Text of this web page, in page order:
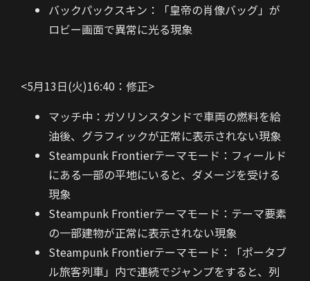
バックパックスキン：「皇帝の肖像バッグ」が
ロビー画面で異常に光る現象
<5月13日(火)16:40：修正>
マッチ中：ガソリンスタンドで車両の燃料を給
油後、グラフィックが正常に表示されない現象
Steampunk Frontierテーマモード：フィールド
にある一部の平地にいると、ダメージを受ける
現象
Steampunk Frontierテーマモード：テーマ要素
の一部建物が正常に表示されない現象
Steampunk Frontierテーマモード：「ポータブ
ル旅客列車」内で連続でジャンプをすると、列